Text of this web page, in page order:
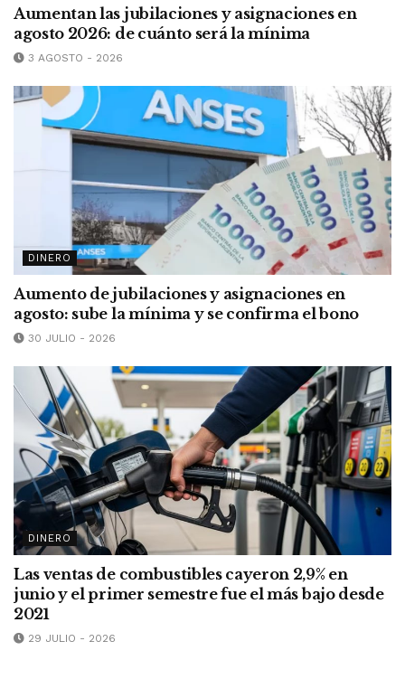
Aumentan las jubilaciones y asignaciones en
agosto 2026: de cuánto será la mínima
3 AGOSTO - 2026
DINERO
Aumento de jubilaciones y asignaciones en
agosto: sube la mínima y se confirma el bono
30 JULIO - 2026
DINERO
Las ventas de combustibles cayeron 2,9% en
junio y el primer semestre fue el más bajo desde
2021
29 JULIO - 2026